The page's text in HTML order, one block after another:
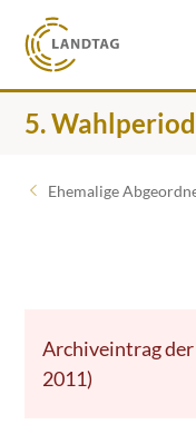
5.
Ehemalige
Archiveintrag
2011)